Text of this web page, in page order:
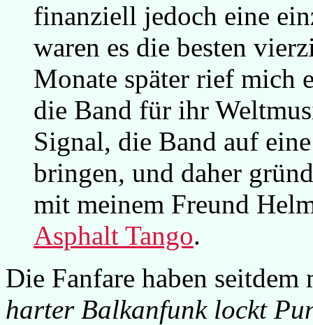
finanziell jedoch eine
waren es die besten
Monate später rief mich
die Band für ihr
Signal, die Band auf
bringen, und daher
mit meinem Freund
Asphalt Tango.
Die Fanfare haben
harter Balkanfunk lockt